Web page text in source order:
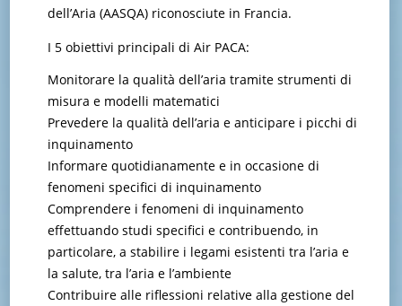
dell’Aria (AASQA) riconosciute in Francia.
I 5 obiettivi principali di Air PACA:
Monitorare la qualità dell’aria tramite strumenti di
misura e modelli matematici
Prevedere la qualità dell’aria e anticipare i picchi di
inquinamento
Informare quotidianamente e in occasione di
fenomeni specifici di inquinamento
Comprendere i fenomeni di inquinamento
effettuando studi specifici e contribuendo, in
particolare, a stabilire i legami esistenti tra l’aria e
la salute, tra l’aria e l’ambiente
Contribuire alle riflessioni relative alla gestione del